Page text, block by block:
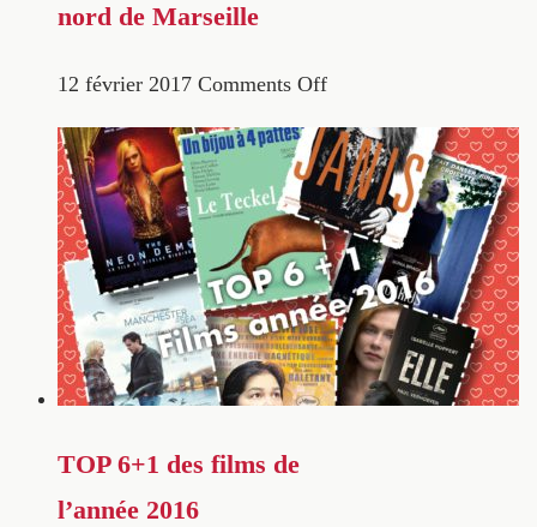
nord de Marseille
12 février 2017 Comments Off
TOP 6+1 des films de
l’année 2016